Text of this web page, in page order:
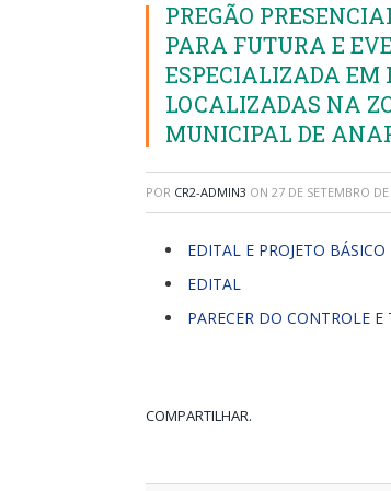
PREGÃO
PARA FUTURA E
ESPECIALIZADA EM
LOCALIZADAS NA
MUNICIPAL DE
POR CR2-ADMIN3 ON 27 DE SETEMBRO DE
EDITAL E PROJETO BÁSICO
EDITAL
PARECER DO CONTROLE
COMPARTILHAR.